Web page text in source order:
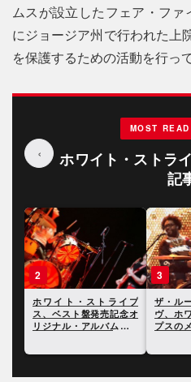
ムスが設立したフェア・フ
にジョージア州で行われた上
を保護するための活動を行っ
‹
MOST
ホワイト・ストラ
記
3
ザ・ルーツのクエストラ
ヴ、ホワイト・ストライ
プスのメグ・ホワイトの
4
ジャッ
ワイト
ロック